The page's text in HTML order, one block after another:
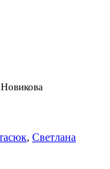
, Светлана